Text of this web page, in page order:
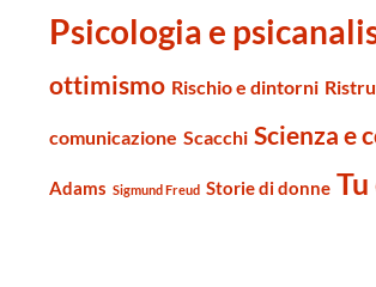
Psicologia e
ottimismo Rischio e dintorni
comunicazione Scacchi Scienza e
Adams Sigmund Freud Storie di donne